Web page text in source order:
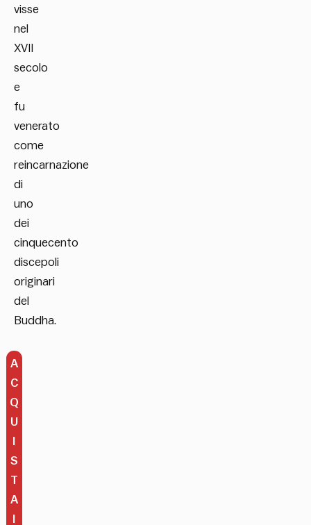
visse
nel
XVII
secolo
e
fu
venerato
come
reincarnazione
di
uno
dei
cinquecento
discepoli
originari
del
Buddha.
A
C
Q
U
S
T
A